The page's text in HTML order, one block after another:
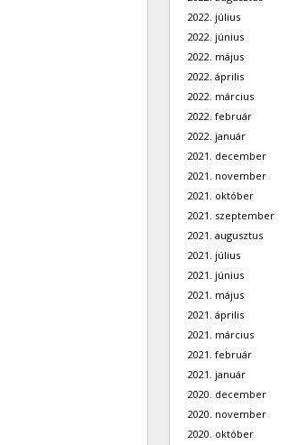
2022. július
2022. június
2022. május
2022. április
2022. március
2022. február
2022. január
2021. december
2021. november
2021. október
2021. szeptember
2021. augusztus
2021. július
2021. június
2021. május
2021. április
2021. március
2021. február
2021. január
2020. december
2020. november
2020. október